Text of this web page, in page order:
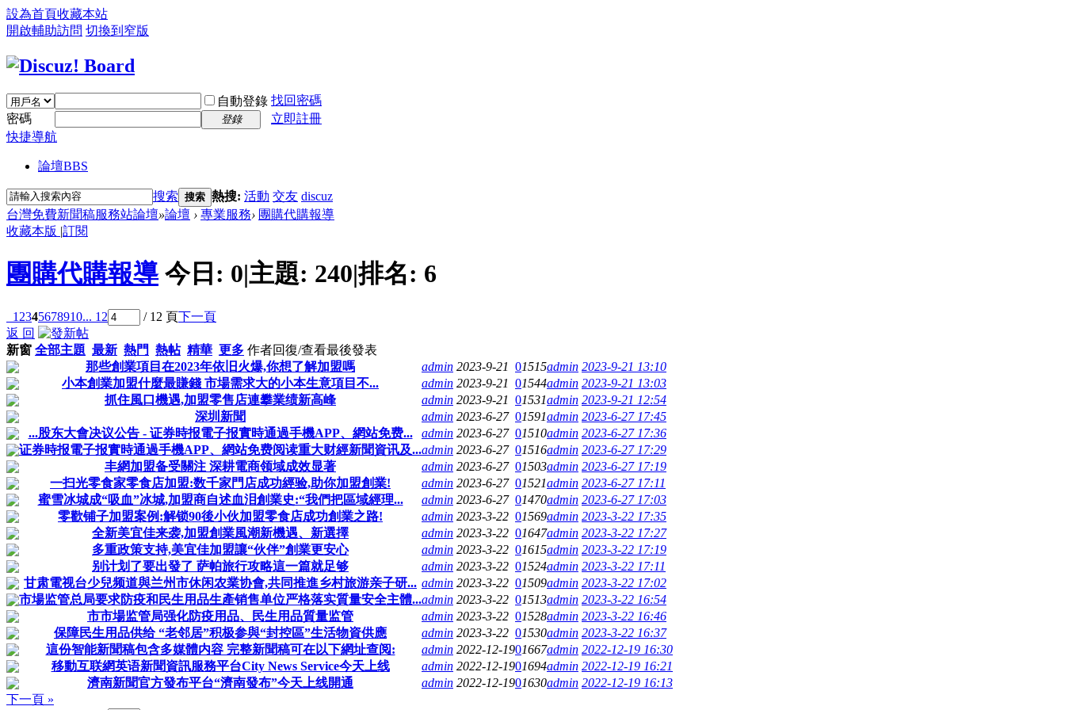
設為首頁收藏本站
開啟輔助訪問 切換到窄版
自動登錄 找回密碼
密碼
登錄
立即註冊
快捷導航
論壇BBS
搜索 搜索 熱搜: 活動 交友 discuz
台灣免費新聞稿服務站論壇»論壇 › 專業服務› 團購代購報導
收藏本版 |訂閱
團購代購報導 今日: 0|主題: 240|排名: 6
1 2345678910... 12 / 12 頁下一頁
返 回
新窗 全部主題 最新 熱門 熱帖 精華 更多 作者回復/查看最後發表
那些創業項目在2023年依旧火爆,你想了解加盟嗎
admin 2023-9-21 01515admin 2023-9-21 13:10
小本創業加盟什麼最賺錢 市場需求大的小本生意項目不...
admin 2023-9-21 01544admin 2023-9-21 13:03
抓住風口機遇,加盟零售店連攀業绩新高峰
admin 2023-9-21 01531admin 2023-9-21 12:54
深圳新聞
admin 2023-6-27 01591admin 2023-6-27 17:45
...股东大會决议公告 - 证券時报電子报實時通過手機APP、網站免费...
admin 2023-6-27 01510admin 2023-6-27 17:36
证券時报電子报實時通過手機APP、網站免费阅读重大财經新聞資讯及...admin 2023-6-27 01516admin 2023-6-27 17:29
丰網加盟备受關注 深耕電商领域成效显著
admin 2023-6-27 01503admin 2023-6-27 17:19
一扫光零食家零食店加盟:数千家門店成功經验,助你加盟創業!
admin 2023-6-27 01521admin 2023-6-27 17:11
蜜雪冰城成“吸血”冰城,加盟商自述血泪創業史:“我們把區域經理...
admin 2023-6-27 01470admin 2023-6-27 17:03
零歡铺子加盟案例:解锁90後小伙加盟零食店成功創業之路!
admin 2023-3-22 01569admin 2023-3-22 17:35
全新美宜佳来袭,加盟創業風潮新機遇、新選擇
admin 2023-3-22 01647admin 2023-3-22 17:27
多重政策支持,美宜佳加盟讓“伙伴”創業更安心
admin 2023-3-22 01615admin 2023-3-22 17:19
别计划了要出發了 萨帕旅行攻略這一篇就足够
admin 2023-3-22 01524admin 2023-3-22 17:11
甘肃電视台少兒频道與兰州市休闲农業协會,共同推進乡村旅游亲子研... admin 2023-3-22 01509admin 2023-3-22 17:02
市場监管总局要求防疫和民生用品生產销售单位严格落实質量安全主體...admin 2023-3-22 01513admin 2023-3-22 16:54
市市場监管局强化防疫用品、民生用品質量监管
admin 2023-3-22 01528admin 2023-3-22 16:46
保障民生用品供给 “老邻居”积极参與“封控區”生活物資供應
admin 2023-3-22 01530admin 2023-3-22 16:37
這份智能新聞稿包含多媒體内容 完整新聞稿可在以下網址查阅:
admin 2022-12-1901667admin 2022-12-19 16:30
移動互联網英语新聞資訊服務平台City News Service今天上线
admin 2022-12-1901694admin 2022-12-19 16:21
濟南新聞官方發布平台“濟南發布”今天上线開通
admin 2022-12-1901630admin 2022-12-19 16:13
下一頁 »